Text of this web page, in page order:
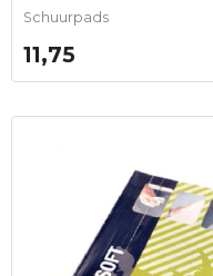
Schuurpads
11,75